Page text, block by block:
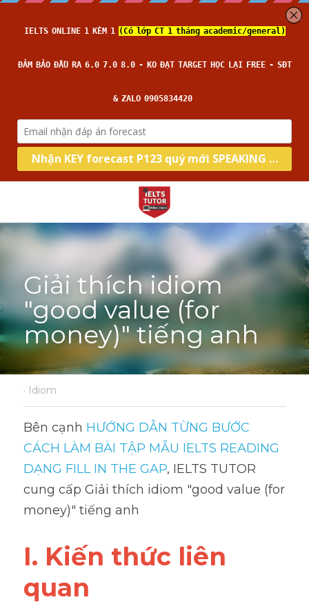
Giải thích idiom
"good value (for
money)" tiếng anh
· Idiom
Bên cạnh HƯỚNG DẪN TỪNG BƯỚC
CÁCH LÀM BÀI TẬP MẪU IELTS READING
DẠNG FILL IN THE GAP, IELTS TUTOR
cung cấp Giải thích idiom "good value (for
money)" tiếng anh
I. Kiến thức liên
quan